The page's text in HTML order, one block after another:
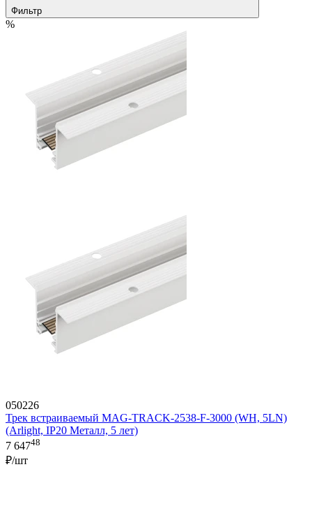
Фильтр
%
050226
Трек встраиваемый MAG-TRACK-2538-F-3000 (WH, 5LN)
(Arlight, IP20 Металл, 5 лет)
7 64748
₽/шт